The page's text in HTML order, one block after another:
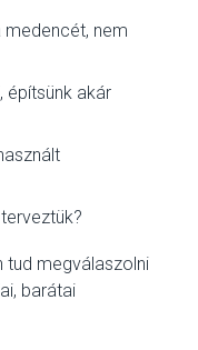
nem
építsünk akár
tud megválaszolni
barátai